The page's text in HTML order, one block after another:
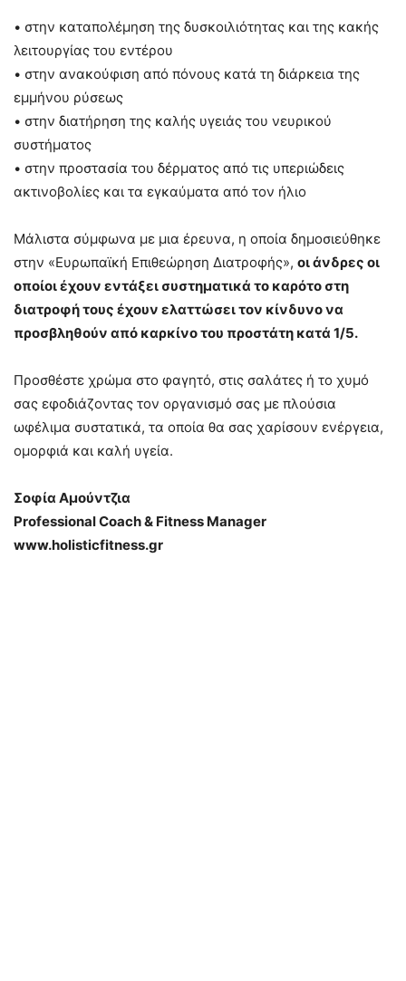
• στην καταπολέμηση της δυσκοιλιότητας και της κακής
λειτουργίας του εντέρου
• στην ανακούφιση από πόνους κατά τη διάρκεια της
εμμήνου ρύσεως
• στην διατήρηση της καλής υγειάς του νευρικού
συστήματος
• στην προστασία του δέρματος από τις υπεριώδεις
ακτινοβολίες και τα εγκαύματα από τον ήλιο
Μάλιστα σύμφωνα με μια έρευνα, η οποία δημοσιεύθηκε
στην «Ευρωπαϊκή Επιθεώρηση Διατροφής», οι άνδρες οι
οποίοι έχουν εντάξει συστηματικά το καρότο στη
διατροφή τους έχουν ελαττώσει τον κίνδυνο να
προσβληθούν από καρκίνο του προστάτη κατά 1/5.
Προσθέστε χρώμα στο φαγητό, στις σαλάτες ή το χυμό
σας εφοδιάζοντας τον οργανισμό σας με πλούσια
ωφέλιμα συστατικά, τα οποία θα σας χαρίσουν ενέργεια,
ομορφιά και καλή υγεία.
Σοφία Αμούντζια
Professional Coach & Fitness Manager
www.holisticfitness.gr